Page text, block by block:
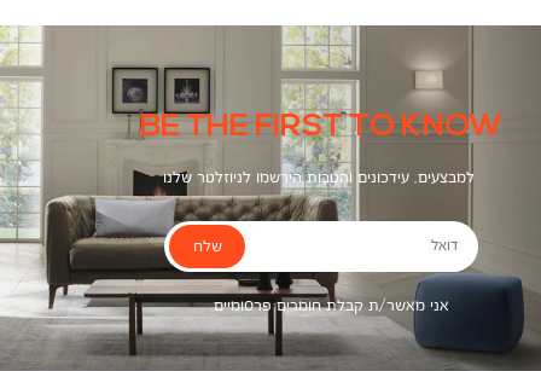
BE THE FIRST TO KNOW
למבצעים, עידכונים והטבות הירשמו לניוזלטר שלנו
דואל
אני מאשר/ת קבלת חומרים פרסומיים
שלח